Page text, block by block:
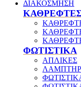
ΔΙΑΚΟΣΜΗΣΗ
ΦΩΤΙΣΤΙΚΑ
ΑΠΛΙΚΕΣ